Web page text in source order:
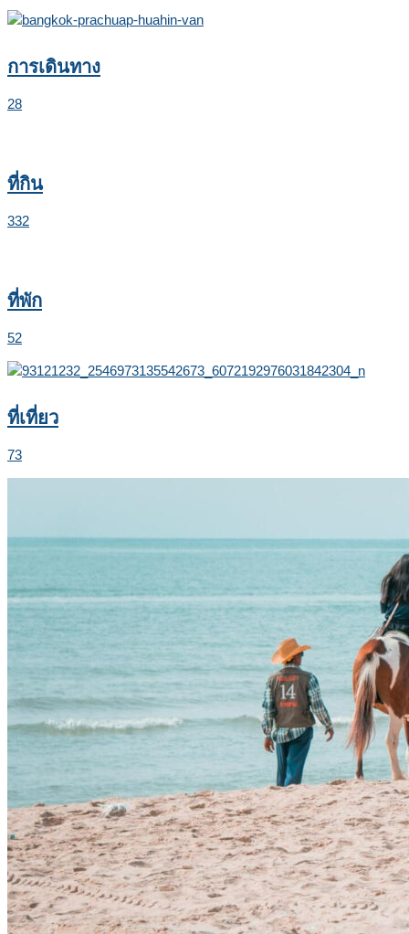
การเดินทาง
28
ที่กิน
332
ที่พัก
52
ที่เที่ยว
73